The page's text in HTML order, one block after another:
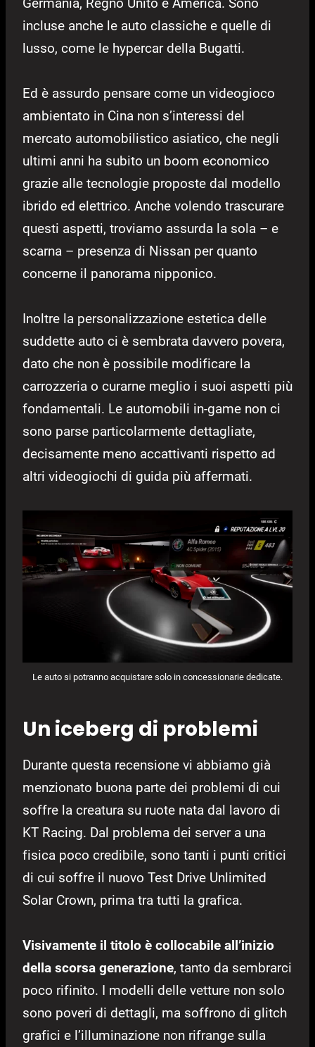
incluse anche le auto classiche e quelle di
lusso, come le hypercar della Bugatti.
Ed è assurdo pensare come un videogioco
ambientato in Cina non s’interessi del
mercato automobilistico asiatico, che negli
ultimi anni ha subito un boom economico
grazie alle tecnologie proposte dal modello
ibrido ed elettrico. Anche volendo trascurare
questi aspetti, troviamo assurda la sola – e
scarna – presenza di Nissan per quanto
concerne il panorama nipponico.
Inoltre la personalizzazione estetica delle
suddette auto ci è sembrata davvero povera,
dato che non è possibile modificare la
carrozzeria o curarne meglio i suoi aspetti più
fondamentali. Le automobili in-game non ci
sono parse particolarmente dettagliate,
decisamente meno accattivanti rispetto ad
altri videogiochi di guida più affermati.
Le auto si potranno acquistare solo in concessionarie dedicate.
Un iceberg di problemi
Durante questa recensione vi abbiamo già
menzionato buona parte dei problemi di cui
soffre la creatura su ruote nata dal lavoro di
KT Racing. Dal problema dei server a una
fisica poco credibile, sono tanti i punti critici
di cui soffre il nuovo Test Drive Unlimited
Solar Crown, prima tra tutti la grafica.
Visivamente il titolo è collocabile all’inizio
della scorsa generazione, tanto da sembrarci
poco rifinito. I modelli delle vetture non solo
sono poveri di dettagli, ma soffrono di glitch
grafici e l’illuminazione non rifrange sulla